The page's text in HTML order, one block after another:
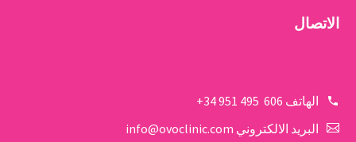
الاتصال
الهاتف 606 495 951 34+
البريد الالكتروني info@ovoclinic.com